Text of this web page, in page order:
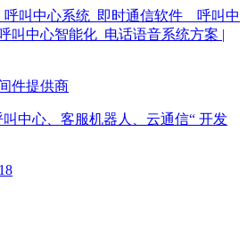
件提供商
中心、客服机器人、云通信“ 开发